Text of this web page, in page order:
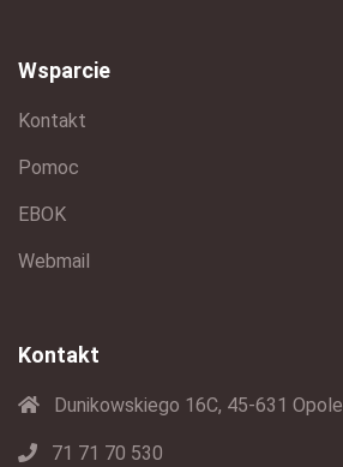
Wsparcie
Kontakt
Pomoc
EBOK
Webmail
Kontakt
Dunikowskiego 16C, 45-631 Opole
71 71 70 530